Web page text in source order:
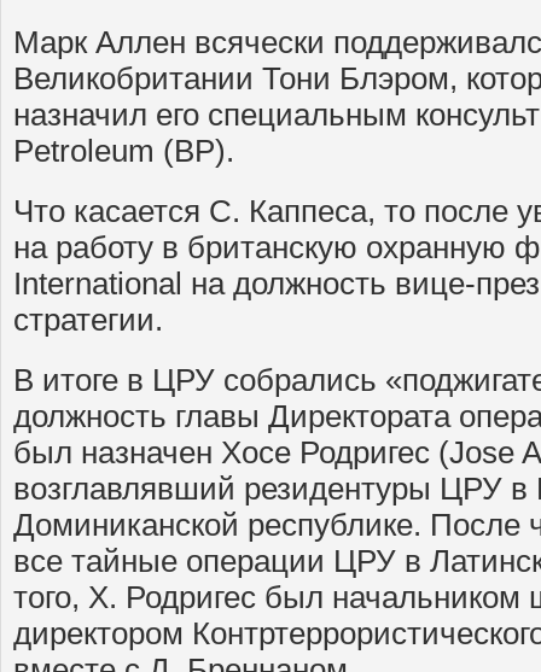
Марк Аллен всячески
Великобритании Тони Блэром,
назначил его специальным
Petroleum (BP).
Что касается С. Каппеса, то после
на работу в британскую охранную
International на должность вице-
стратегии.
В итоге в ЦРУ собрались
должность главы Директората
был назначен Хосе Родригес (Jose
возглавлявший резидентуры ЦРУ
Доминиканской республике. После
все тайные операции ЦРУ в
того, Х. Родригес был начальником
директором